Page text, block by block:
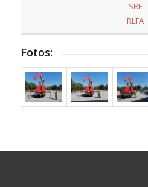
SRF
RLFA
Fotos: